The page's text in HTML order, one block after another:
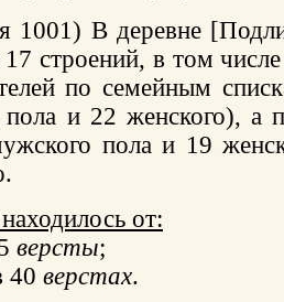
1001) В деревне
17 строений, в том
по семейным
и 22 женского), а
пола и 19
от:
версты;
40 верстах.